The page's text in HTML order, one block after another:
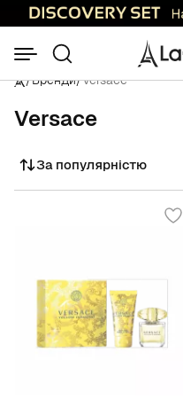
/Бренди/Versace
Versace
Сортувати
За популярністю